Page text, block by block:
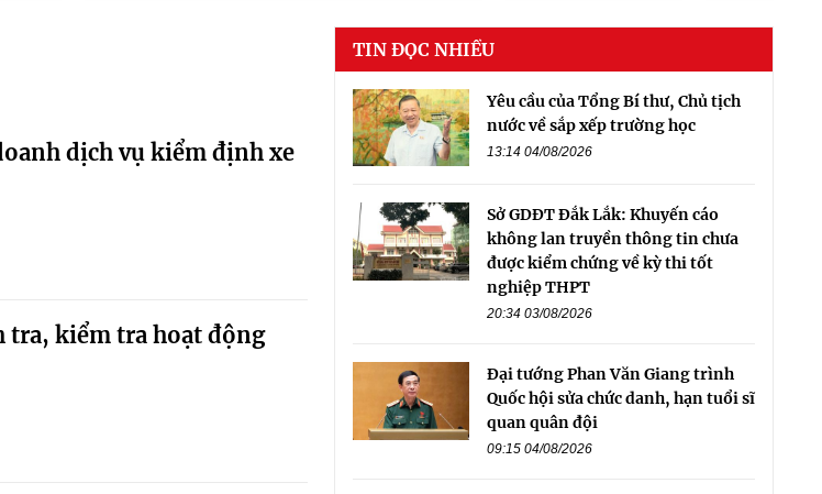
dịch vụ kiểm định xe
tra, kiểm tra hoạt động
TIN ĐỌC NHIỀU
Yêu cầu của Tổng Bí thư, Chủ tịch
nước về sắp xếp trường học
13:14 04/08/2026
Sở GDĐT Đắk Lắk: Khuyến cáo
không lan truyền thông tin chưa
được kiểm chứng về kỳ thi tốt
nghiệp THPT
20:34 03/08/2026
Đại tướng Phan Văn Giang trình
Quốc hội sửa chức danh, hạn tuổi sĩ
quan quân đội
09:15 04/08/2026